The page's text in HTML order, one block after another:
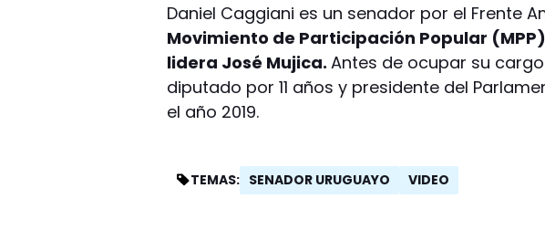
Daniel Caggiani es un senador por el Frente
Movimiento de Participación Popular
lidera José Mujica.Antes de ocupar su
diputado por 11 años y presidente del
el año 2019.
TEMAS: SENADOR URUGUAYO VIDEO